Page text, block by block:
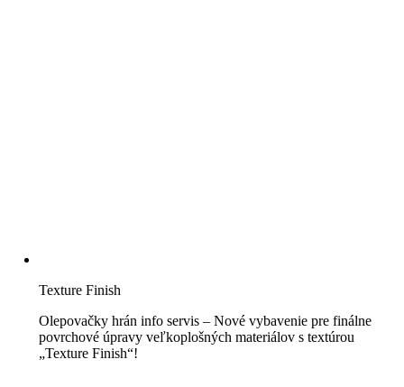
Texture Finish
Olepovačky hrán info servis – Nové vybavenie pre finálne
povrchové úpravy veľkoplošných materiálov s textúrou
„Texture Finish“!